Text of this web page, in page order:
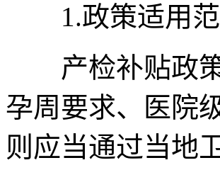
1.政策适用范
产检补贴政策
孕周要求、医院
则应当通过当地